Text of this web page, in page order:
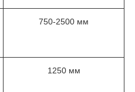
750-2500 мм
1250 мм